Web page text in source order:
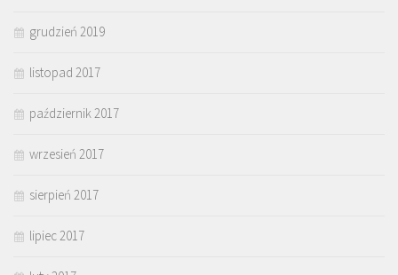
grudzień 2019
listopad 2017
październik 2017
wrzesień 2017
sierpień 2017
lipiec 2017